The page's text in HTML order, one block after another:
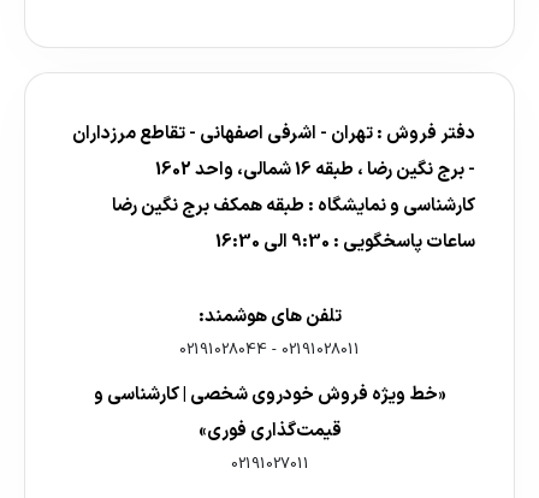
دفتر فروش : تهران - اشرفی اصفهانی - تقاطع مرزداران
- برج نگین رضا ، طبقه 16 شمالی، واحد 1602
کارشناسی و نمایشگاه : طبقه همکف برج نگین رضا
ساعات پاسخگویی : 9:30 الی 16:30
تلفن های هوشمند:
02191028011
-
02191028044
«خط ویژه فروش خودروی شخصی | کارشناسی و
قیمت‌گذاری فوری»
02191027011